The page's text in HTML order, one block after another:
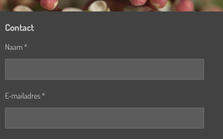
Contact
Naam *
E-mailadres *